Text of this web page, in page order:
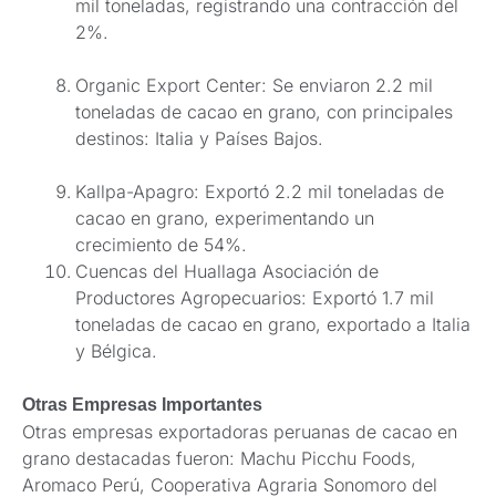
mil toneladas, registrando una contracción del
2%.
Organic Export Center: Se enviaron 2.2 mil
toneladas de cacao en grano, con principales
destinos: Italia y Países Bajos.
Kallpa-Apagro: Exportó 2.2 mil toneladas de
cacao en grano, experimentando un
crecimiento de 54%.
Cuencas del Huallaga Asociación de
Productores Agropecuarios: Exportó 1.7 mil
toneladas de cacao en grano, exportado a Italia
y Bélgica.
Otras Empresas Importantes
Otras empresas exportadoras peruanas de cacao en
grano destacadas fueron: Machu Picchu Foods,
Aromaco Perú, Cooperativa Agraria Sonomoro del